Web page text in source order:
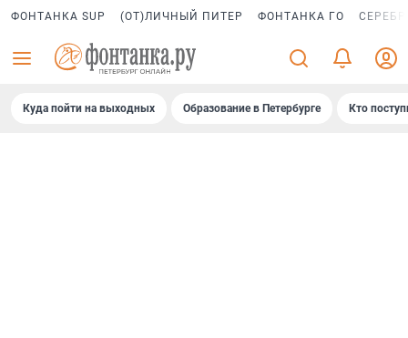
ФОНТАНКА SUP (ОТ)ЛИЧНЫЙ ПИТЕР ФОНТАНКА ГО
Куда пойти на выходных Образование в Петербурге Кто